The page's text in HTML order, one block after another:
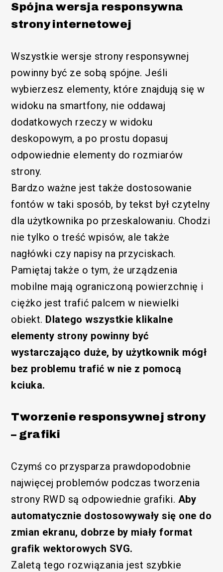
Spójna wersja responsywna
strony internetowej
Wszystkie wersje strony responsywnej
powinny być ze sobą spójne. Jeśli
wybierzesz elementy, które znajdują się w
widoku na smartfony, nie oddawaj
dodatkowych rzeczy w widoku
deskopowym, a po prostu dopasuj
odpowiednie elementy do rozmiarów
strony.
Bardzo ważne jest także dostosowanie
fontów w taki sposób, by tekst był czytelny
dla użytkownika po przeskalowaniu. Chodzi
nie tylko o treść wpisów, ale także
nagłówki czy napisy na przyciskach.
Pamiętaj także o tym, że urządzenia
mobilne mają ograniczoną powierzchnię i
ciężko jest trafić palcem w niewielki
obiekt. Dlatego wszystkie klikalne
elementy strony powinny być
wystarczająco duże, by użytkownik mógł
bez problemu trafić w nie z pomocą
kciuka.
Tworzenie responsywnej strony
– grafiki
Czymś co przysparza prawdopodobnie
najwięcej problemów podczas tworzenia
strony RWD są odpowiednie grafiki. Aby
automatycznie dostosowywały się one do
zmian ekranu, dobrze by miały format
grafik wektorowych SVG.
Zaletą tego rozwiązania jest szybkie